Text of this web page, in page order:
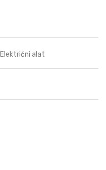
Električni alat